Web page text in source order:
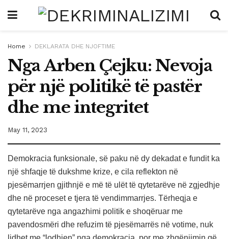
Home DEKLARATA DHE NJOFTIME
Nga Arben Çejku: Nevoja
për një politikë të pastër
dhe me integritet
May 11, 2023
Demokracia funksionale, së paku në dy dekadat e fundit ka
një shfaqje të dukshme krize, e cila reflekton në
pjesëmarrjen gjithnjë e më të ulët të qytetarëve në zgjedhje
dhe në proceset e tjera të vendimmarrjes. Tërheqja e
qytetarëve nga angazhimi politik e shoqëruar me
pavendosmëri dhe refuzim të pjesëmarrës në votime, nuk